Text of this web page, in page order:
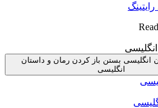
انگلیسی بستن باز کردن رمان و داستان
انگلیسی